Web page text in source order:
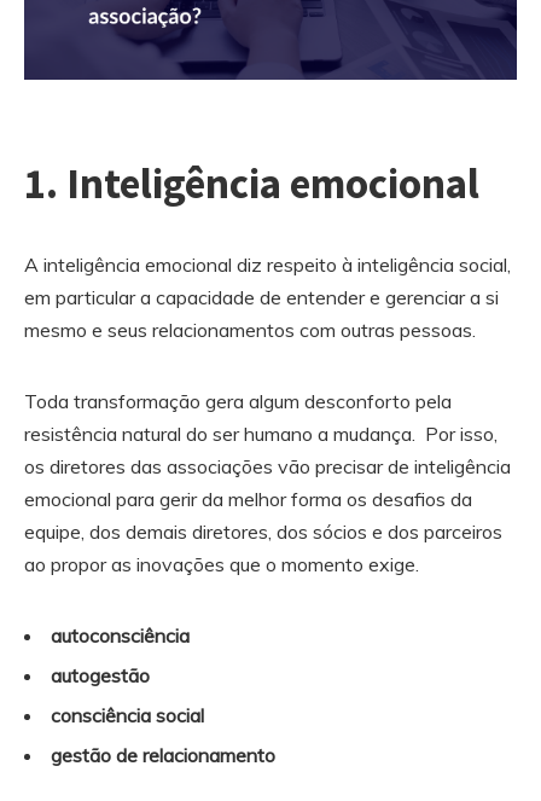
1. Inteligência emocional
A inteligência emocional diz respeito à inteligência social,
em particular a capacidade de entender e gerenciar a si
mesmo e seus relacionamentos com outras pessoas.
Toda transformação gera algum desconforto pela
resistência natural do ser humano a mudança. Por isso,
os diretores das associações vão precisar de inteligência
emocional para gerir da melhor forma os desafios da
equipe, dos demais diretores, dos sócios e dos parceiros
ao propor as inovações que o momento exige.
autoconsciência
autogestão
consciência social
gestão de relacionamento